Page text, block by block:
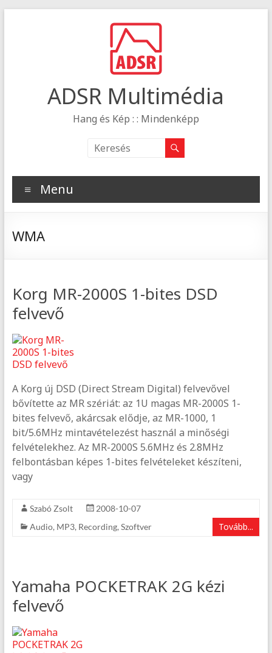
ADSR Multimédia
Hang és Kép : : Mindenképp
Menu
WMA
Korg MR-2000S 1-bites DSD
felvevő
A Korg új DSD (Direct Stream Digital) felvevővel
bővítette az MR szériát: az 1U magas MR-2000S 1-
bites felvevő, akárcsak elődje, az MR-1000, 1
bit/5.6MHz mintavételezést használ a minőségi
felvételekhez. Az MR-2000S 5.6MHz és 2.8MHz
felbontásban képes 1-bites felvételeket készíteni,
vagy
Szabó Zsolt
2008-10-07
Audio, MP3, Recording, Szoftver Tovább...
Yamaha POCKETRAK 2G kézi
felvevő